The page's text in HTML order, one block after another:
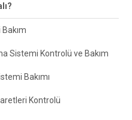
Sistemi Kontrolü ve Bakım
Bakımı
Kontrolü